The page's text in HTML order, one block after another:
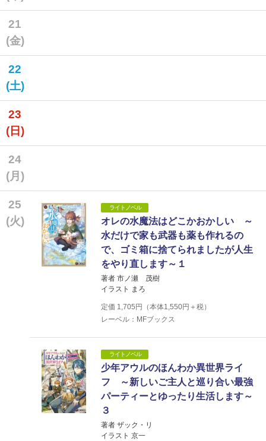
21
(金)
22
(土)
23
(日)
24
(月)
25
(火)
ライトノベル
オレの水魔法はどこかおかしい ～
水だけで家も武器も薬も作れるの
で、ゴミ箱に捨てられましたが人生
をやり直します～１
著者 市ノ瀬 茂樹
イラスト まろ
定価 1,705 円（本体1,550円＋税）
レーベル：MFブックス
ライトノベル
少年アウルのほんわか異世界ライ
フ ～新しいご主人と巡り合い最強
パーティーとゆったり生活します～
３
著者 ザック・リ
イラスト 京一